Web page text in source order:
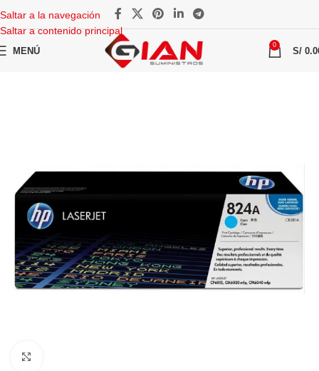
Saltar a la navegación
Saltar a contenido principal
MENÚ
0
S/